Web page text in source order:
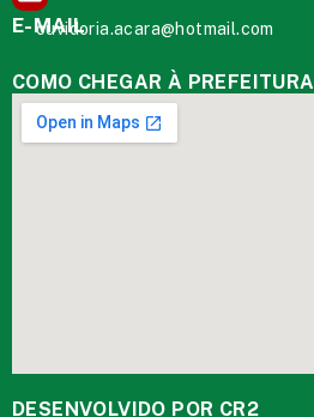
E-MAIL
ouvidoria.acara@hotmail.com
COMO CHEGAR À PREFEITURA
DESENVOLVIDO POR CR2